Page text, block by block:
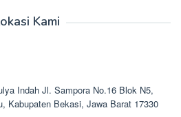
Kami
Indah Jl. Sampora No.16 Blok N5,
Kabupaten Bekasi, Jawa Barat 17330